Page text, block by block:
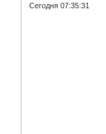
Сегодня 07:35:31